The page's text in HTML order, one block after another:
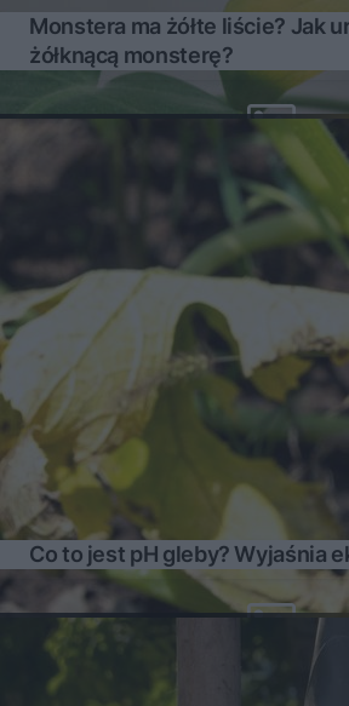
Monstera ma żółte liście? Jak uratować
żółknącą monsterę?
Co to jest pH gleby? Wyjaśnia